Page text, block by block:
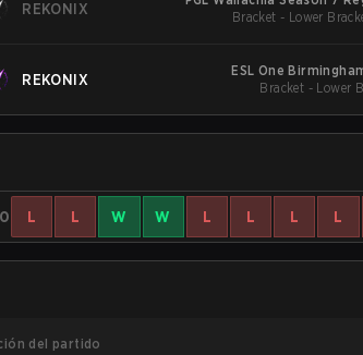
REKONIX
Bracket - Lower
REKONIX
ESL One
Bracket - Lower
L L W W L L L L
del partido